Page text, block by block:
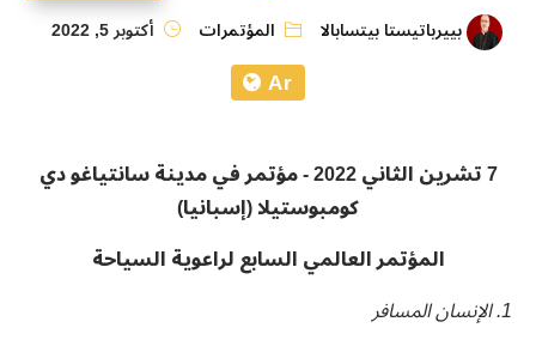
بييرباتيستا بيتسابالا المؤتمرات أكتوبر 5, 2022
Ar
7 تشرين الثاني 2022 - مؤتمر في مدينة سانتياغو دي
كومبوستيلا (إسبانيا)
المؤتمر العالمي السابع لراعوية السياحة
1. الإنسان المسافر